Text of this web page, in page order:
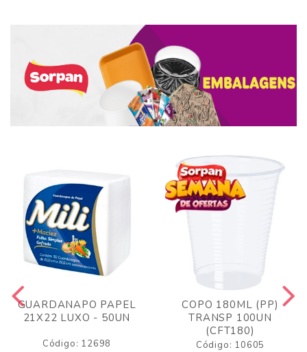
GUARDANAPO PAPEL
21X22 LUXO - 50UN
Código: 12698
COPO 180ML (PP)
TRANSP 100UN
(CFT180)
Código: 10605